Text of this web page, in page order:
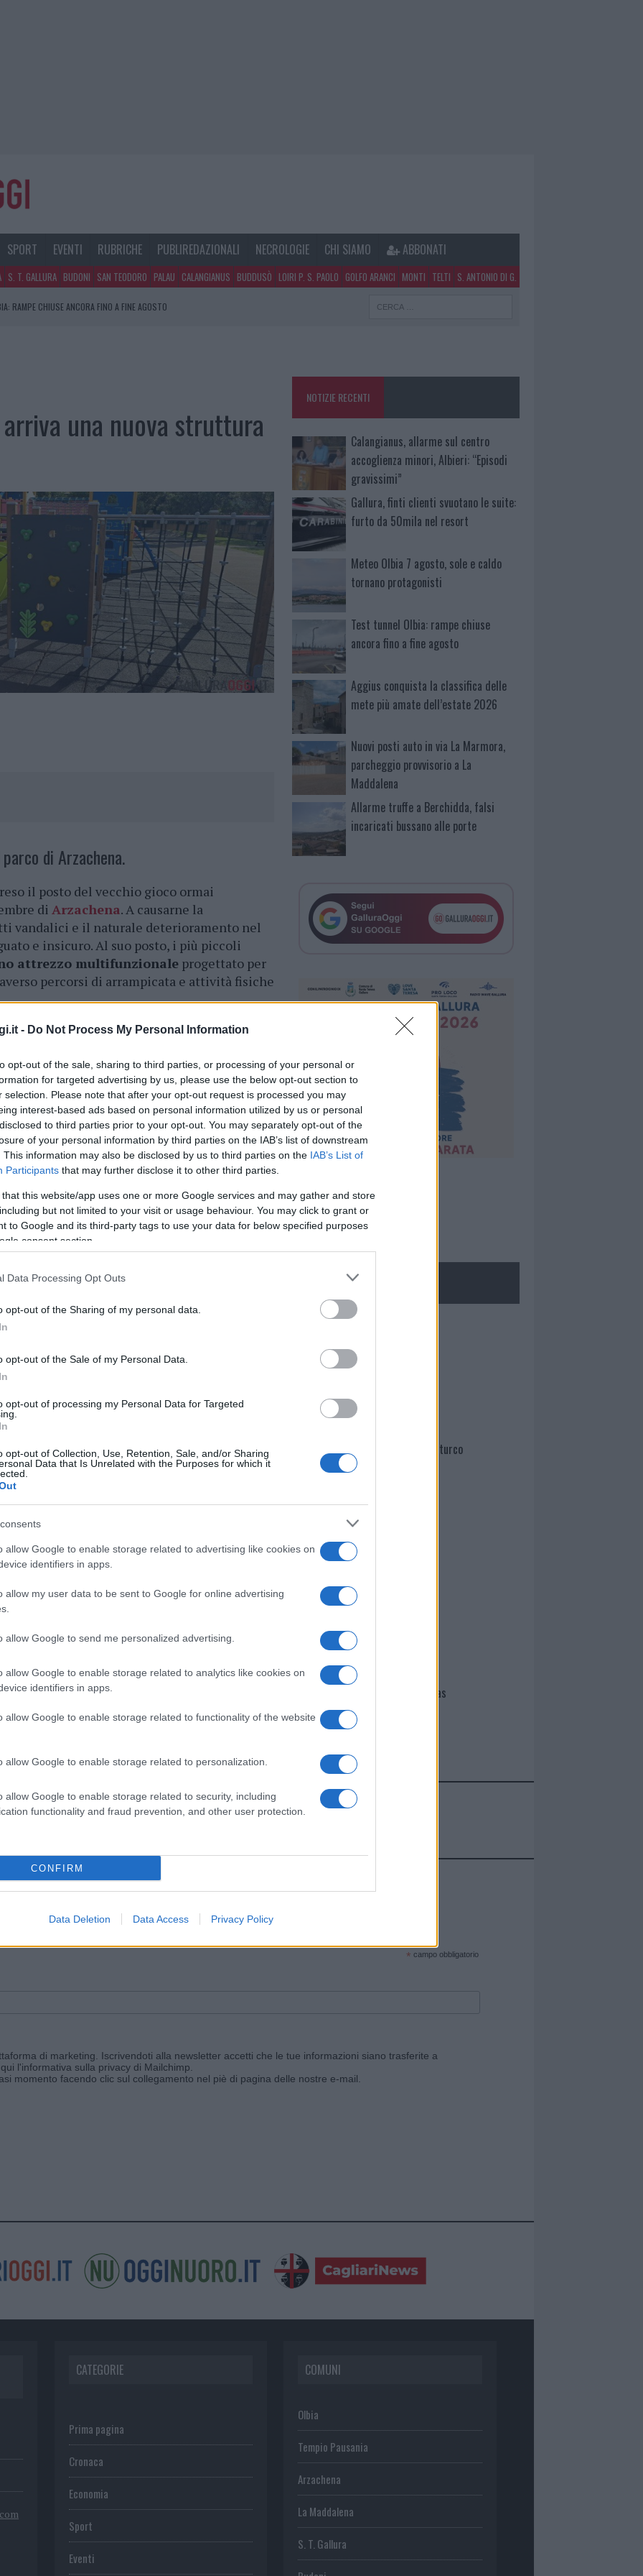
- Do Not Process My Personal Information
opt-out of the sale, sharing to third parties, or processing of your personal or
for targeted advertising by us, please use the below opt-out section to
selection. Please note that after your opt-out request is processed you may
interest-based ads based on personal information utilized by us or personal
to third parties prior to your opt-out. You may separately opt-out of the
of your personal information by third parties on the IAB’s list of downstream
This information may also be disclosed by us to third parties on the IAB’s List of
Participants that may further disclose it to other third parties.
that this website/app uses one or more Google services and may gather and store
but not limited to your visit or usage behaviour. You may click to grant or
to Google and its third-party tags to use your data for below specified purposes
consent section.
Data Processing Opt Outs
opt-out of the Sharing of my personal data.
opt-out of the Sale of my Personal Data.
opt-out of processing my Personal Data for Targeted
opt-out of Collection, Use, Retention, Sale, and/or Sharing
Data that Is Unrelated with the Purposes for which it
allow Google to enable storage related to advertising like cookies on
identifiers in apps.
allow my user data to be sent to Google for online advertising
allow Google to send me personalized advertising.
allow Google to enable storage related to analytics like cookies on
identifiers in apps.
allow Google to enable storage related to functionality of the website
allow Google to enable storage related to personalization.
allow Google to enable storage related to security, including
functionality and fraud prevention, and other user protection.
CONFIRM
Data Deletion Data Access Privacy Policy
SPORT EVENTI RUBRICHE PUBLIREDAZIONALI NECROLOGIE CHI SIAMO ABBONATI
S. T. GALLURA BUDONI SAN TEODORO PALAU CALANGIANUS BUDDUSÒ LOIRI P. S. PAOLO GOLFO ARANCI MONTI TELTI S. ANTONIO DI G.
RAMPE CHIUSE ANCORA FINO A FINE AGOSTO
LE SUITE: FURTO DA 50MILA NEL RESORT
una nuova struttura
di Arzachena.
il posto del vecchio gioco ormai
di Arzachena. A causarne la
vandalici e il naturale deterioramento nel
e insicuro. Al suo posto, i più piccoli
attrezzo multifunzionale progettato per
percorsi di arrampicata e attività fisiche
ai bambini un’esperienza dinamica e
instabili, arrampicate, esercizi in
un’occasione per allenare
divertimento e sviluppo motorio.
spesa complessiva di 24 mila euro, è
Comune, che ha affidato la fornitura e
del patrimonio urbanopromossa dal
L’amministrazione rivolge infine un
che il rispetto dei beni pubblici è
decoro e fruizione a misura di bambino.
cliccandoqui
nella sezione
Arzachena Parco Giochi Arzachena
Prossimo articolo
NOTIZIE RECENTI
Calangianus, allarme sul centro
accoglienza minori, Albieri: “Episodi
gravissimi”
Gallura, finti clienti svuotano le suite:
furto da 50mila nel resort
Meteo Olbia 7 agosto, sole e caldo
tornano protagonisti
Test tunnel Olbia: rampe chiuse
ancora fino a fine agosto
Aggius conquista la classifica delle
mete più amate dell’estate 2026
Nuovi posti auto in via La Marmora,
parcheggio provvisorio a La
Maddalena
Allarme truffe a Berchidda, falsi
incaricati bussano alle porte
NECROLOGIE
Martina Agostina Diturco
I nostri cari
I nostri cari
Giovannimaria Cabras
Invia un Comunicato Stampa|Pubblicità|Segnala
e ricevi le nostre email periodiche contenenti le ultime notizie pubblicate sul sito web!
* campo obbligatorio
di marketing. Iscrivendoti alla newsletter accetti che le tue informazioni siano trasferite a
l'informativa sulla privacy di Mailchimp
momento facendo clic sul collegamento nel piè di pagina delle nostre e-mail.
CATEGORIE
Prima pagina
Cronaca
Economia
Sport
Eventi
COMUNI
Olbia
Tempio Pausania
Arzachena
La Maddalena
S. T. Gallura